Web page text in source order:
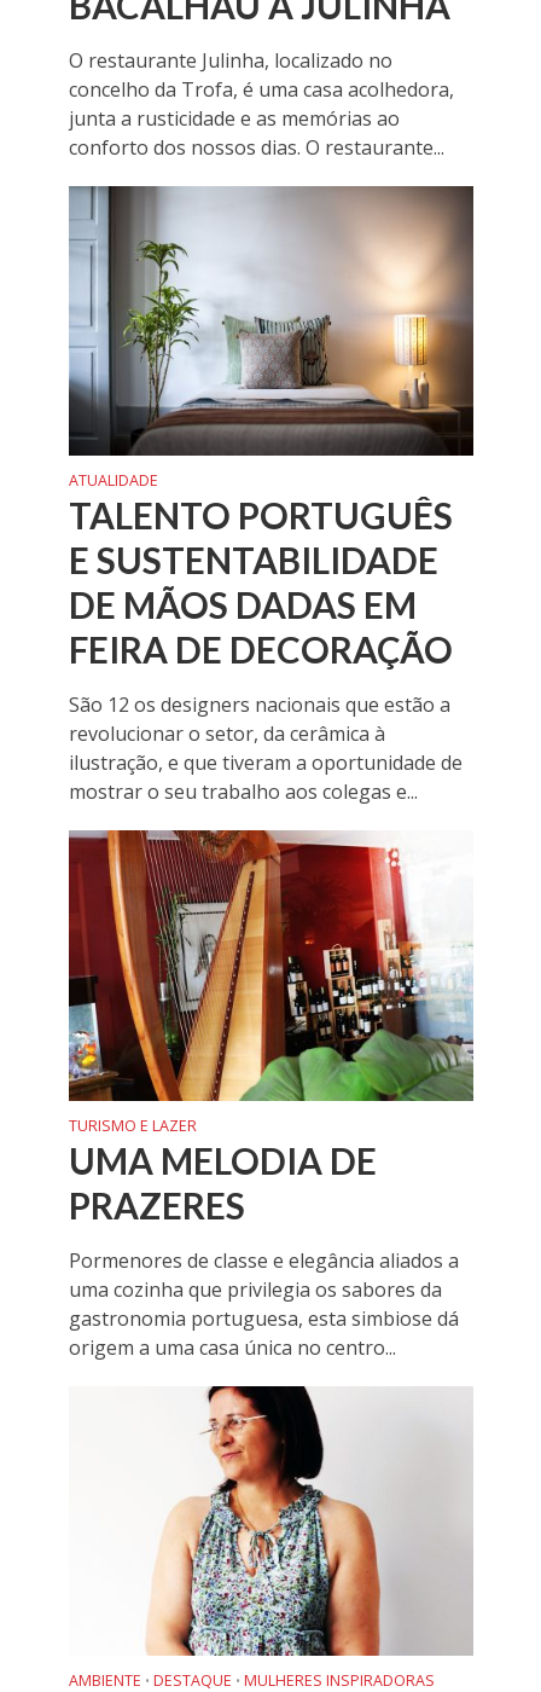
O restaurante Julinha, localizado no
concelho da Trofa, é uma casa acolhedora,
junta a rusticidade e as memórias ao
conforto dos nossos dias. O restaurante...
ATUALIDADE
TALENTO PORTUGUÊS
E SUSTENTABILIDADE
DE MÃOS DADAS EM
FEIRA DE DECORAÇÃO
São 12 os designers nacionais que estão a
revolucionar o setor, da cerâmica à
ilustração, e que tiveram a oportunidade de
mostrar o seu trabalho aos colegas e...
TURISMO E LAZER
UMA MELODIA DE
PRAZERES
Pormenores de classe e elegância aliados a
uma cozinha que privilegia os sabores da
gastronomia portuguesa, esta simbiose dá
origem a uma casa única no centro...
AMBIENTE • DESTAQUE • MULHERES INSPIRADORAS